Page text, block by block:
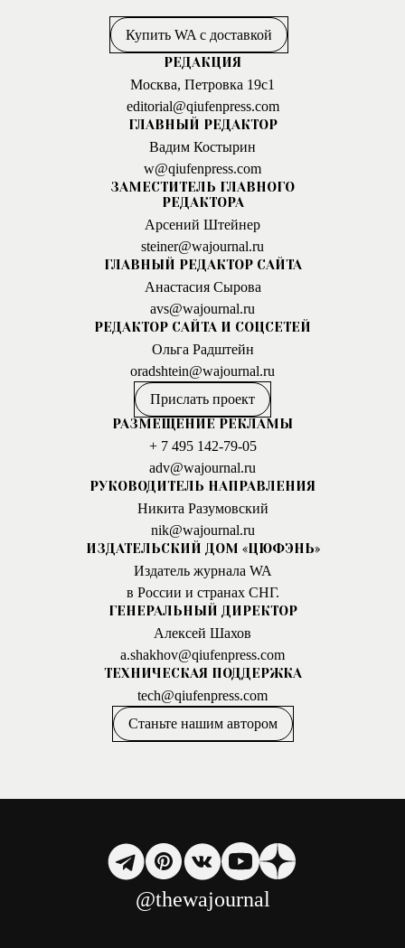
Купить WA с доставкой
РЕДАКЦИЯ
Москва, Петровка 19с1
editorial@qiufenpress.com
ГЛАВНЫЙ РЕДАКТОР
Вадим Костырин
w@qiufenpress.com
ЗАМЕСТИТЕЛЬ ГЛАВНОГО
РЕДАКТОРА
Арсений Штейнер
steiner@wajournal.ru
ГЛАВНЫЙ РЕДАКТОР САЙТА
Анастасия Сырова
avs@wajournal.ru
РЕДАКТОР САЙТА И СОЦСЕТЕЙ
Ольга Радштейн
oradshtein@wajournal.ru
Прислать проект
РАЗМЕЩЕНИЕ РЕКЛАМЫ
+ 7 495 142-79-05
adv@wajournal.ru
РУКОВОДИТЕЛЬ НАПРАВЛЕНИЯ
Никита Разумовский
nik@wajournal.ru
ИЗДАТЕЛЬСКИЙ ДОМ «ЦЮФЭНЬ»
Издатель журнала WA
в России и странах СНГ.
ГЕНЕРАЛЬНЫЙ ДИРЕКТОР
Алексей Шахов
a.shakhov@qiufenpress.com
ТЕХНИЧЕСКАЯ ПОДДЕРЖКА
tech@qiufenpress.com
Станьте нашим автором
@thewajournal